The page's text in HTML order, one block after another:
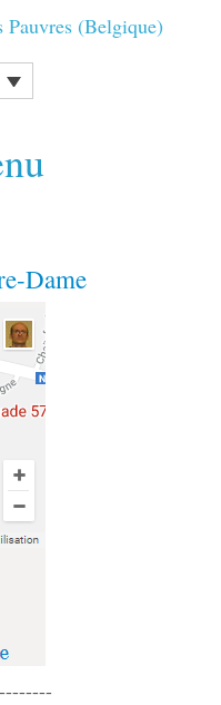
Pauvres (Belgique)
Dame